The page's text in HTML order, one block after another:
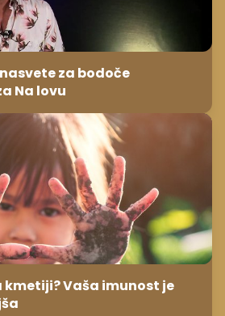
za bodoče
Na lovu
kmetiji? Vaša imunost je